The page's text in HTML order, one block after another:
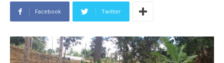
Facebook Twitter